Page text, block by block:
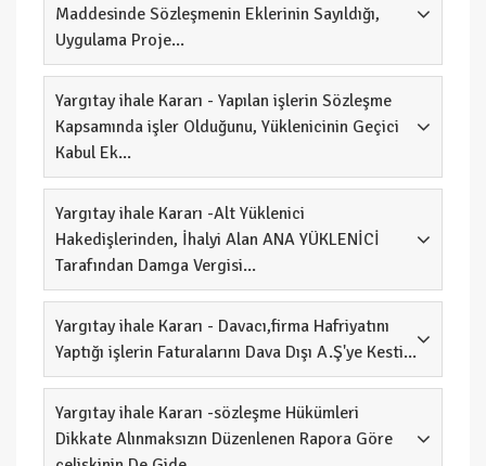
Maddesinde Sözleşmenin Eklerinin Sayıldığı,
Uygulama Proje...
Yargıtay ihale Kararı - Yapılan işlerin Sözleşme
Kapsamında işler Olduğunu, Yüklenicinin Geçici
Kabul Ek...
Yargıtay ihale Kararı -Alt Yüklenici
Hakedişlerinden, İhalyi Alan ANA YÜKLENİCİ
Tarafından Damga Vergisi...
Yargıtay ihale Kararı - Davacı,firma Hafriyatını
Yaptığı işlerin Faturalarını Dava Dışı A.Ş'ye Kesti...
Yargıtay ihale Kararı -sözleşme Hükümleri
Dikkate Alınmaksızın Düzenlenen Rapora Göre